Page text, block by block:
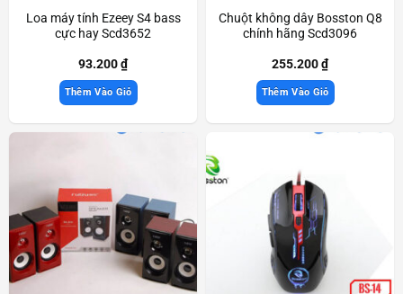
Loa máy tính Ezeey S4 bass
cực hay Scd3652
93.200₫
Thêm Vào Giỏ
Chuột không dây Bosston Q8
chính hãng Scd3096
255.200₫
Thêm Vào Giỏ